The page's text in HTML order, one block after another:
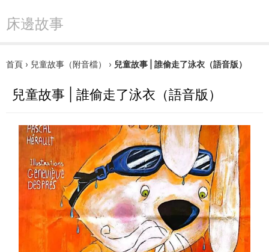
床邊故事
首頁 › 兒童故事（附音檔） › 兒童故事 | 誰偷走了泳衣（語音版）
兒童故事 | 誰偷走了泳衣（語音版）